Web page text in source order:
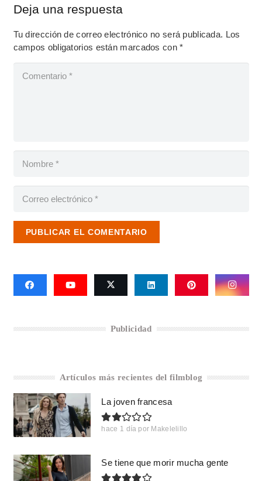
Deja una respuesta
Tu dirección de correo electrónico no será publicada. Los
campos obligatorios están marcados con*
PUBLICAR EL COMENTARIO
Publicidad
Artículos más recientes del filmblog
La joven francesa
hace 1 día por Makelelillo
Se tiene que morir mucha gente